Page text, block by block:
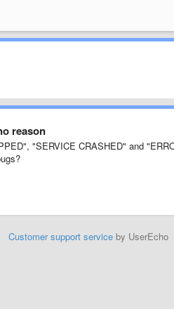
reason
"SERVICE CRASHED" and
Customer support serviceby UserEcho